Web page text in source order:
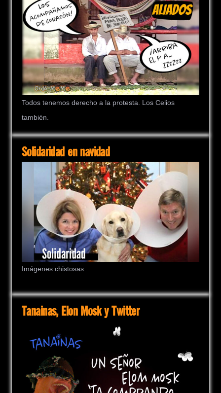
Todos tenemos derecho a la protesta. Los Celios
también.
Solidaridad en navidad
Imágenes chistosas
Tanainas, Elon Mosk y Twitter